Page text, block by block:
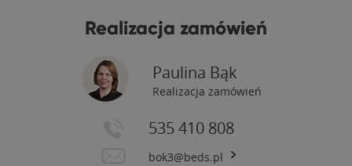
Realizacja zamówień
Paulina Bąk
Realizacja zamówień
535 410 808
bok3@beds.pl